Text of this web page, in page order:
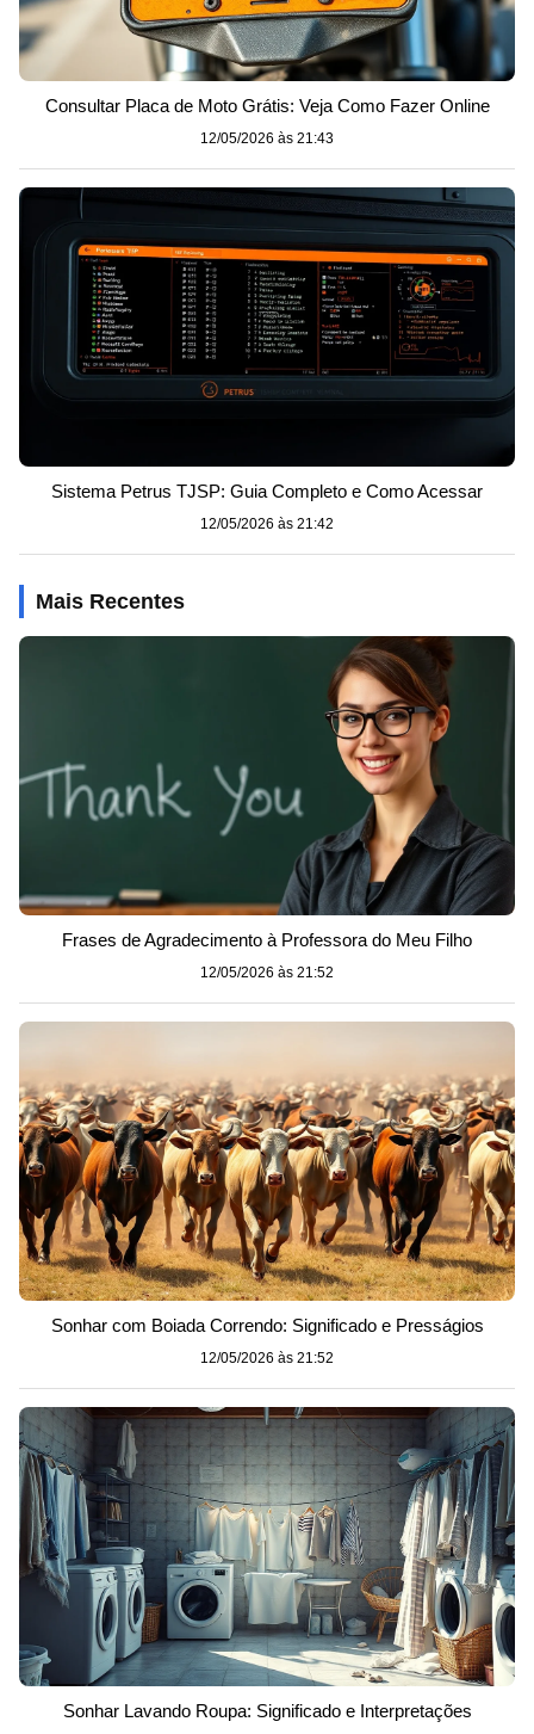
Consultar Placa de Moto Grátis: Veja Como Fazer Online
12/05/2026 às 21:43
Sistema Petrus TJSP: Guia Completo e Como Acessar
12/05/2026 às 21:42
Mais Recentes
Frases de Agradecimento à Professora do Meu Filho
12/05/2026 às 21:52
Sonhar com Boiada Correndo: Significado e Presságios
12/05/2026 às 21:52
Sonhar Lavando Roupa: Significado e Interpretações